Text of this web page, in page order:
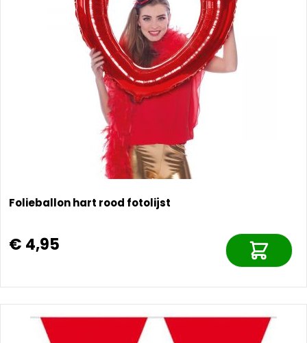
Folieballon hart rood fotolijst
€ 4,95